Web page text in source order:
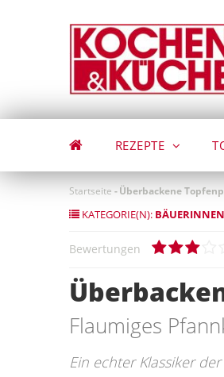
REZEPTE
Startseite -Überbackene
KATEGORIE(N):
Bewertungen
Flaumiges
Ein echter Klassiker